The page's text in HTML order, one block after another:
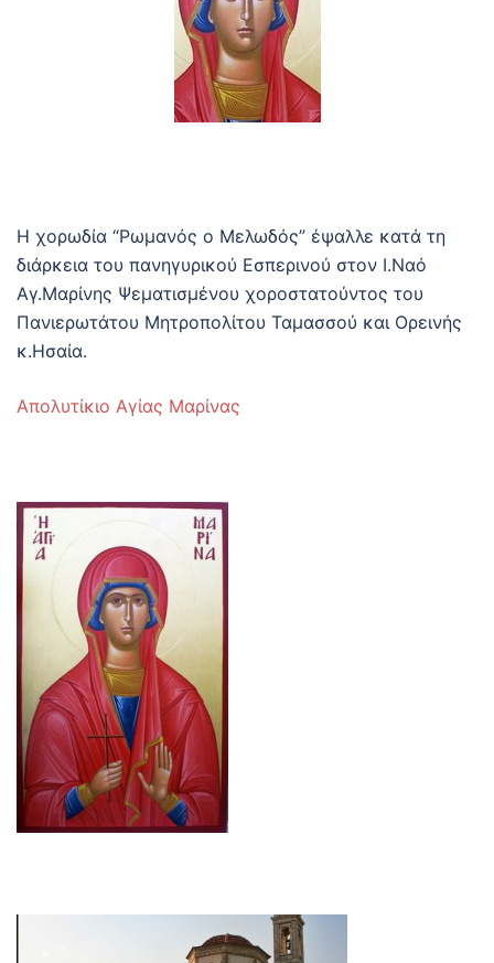
Η χορωδία “Ρωμανός ο Μελωδός” έψαλλε κατά τη
διάρκεια του πανηγυρικού Εσπερινού στον Ι.Ναό
Αγ.Μαρίνης Ψεματισμένου χοροστατούντος του
Πανιερωτάτου Μητροπολίτου Ταμασσού και Ορεινής
κ.Ησαία.
Απολυτίκιο Αγίας Μαρίνας